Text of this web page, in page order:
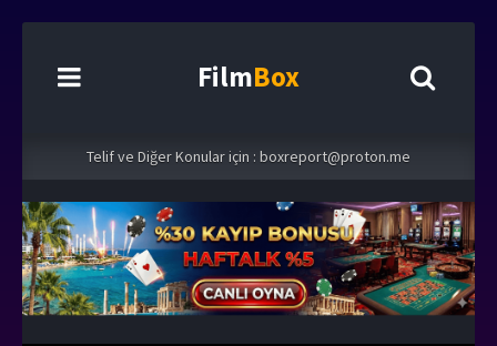
FilmBox
Telif ve Diğer Konular için : boxreport@proton.me